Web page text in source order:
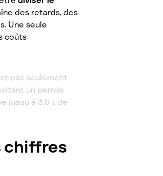
des retards, des
Une seule
coûts
pas seulement
un permis
jusqu'à 3,5 t de
chiffres